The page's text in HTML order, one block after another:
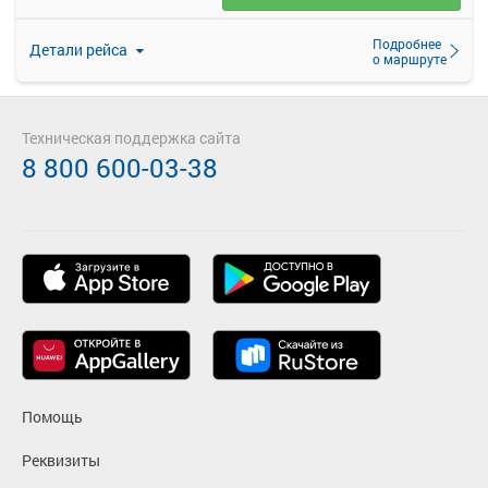
Детали рейса
Подробнее
о маршруте
Помощь
Реквизиты
Техническая поддержка сайта
8 800 600-03-38